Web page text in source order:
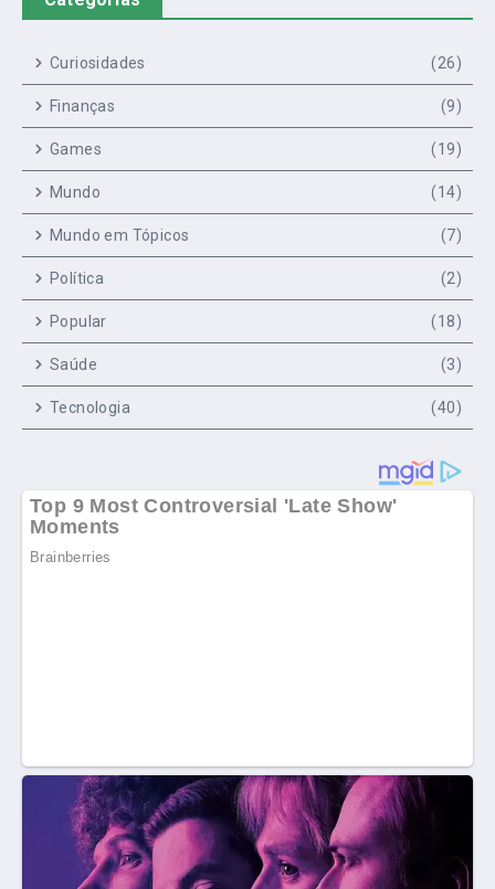
Curiosidades (26)
Finanças (9)
Games (19)
Mundo (14)
Mundo em Tópicos (7)
Política (2)
Popular (18)
Saúde (3)
Tecnologia (40)